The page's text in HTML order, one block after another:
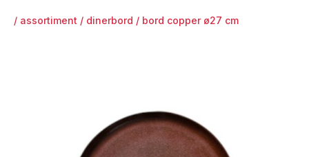
/ assortiment / dinerbord / bord copper ø27 cm